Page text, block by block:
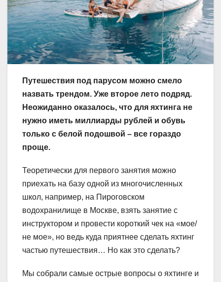
Путешествия под парусом можно смело
назвать трендом. Уже второе лето подряд.
Неожиданно оказалось, что для яхтинга не
нужно иметь миллиарды рублей и обувь
только с белой подошвой – все гораздо
проще.
Теоретически для первого занятия можно
приехать на базу одной из многочисленных
школ, например, на Пироговском
водохранилище в Москве, взять занятие с
инструктором и провести короткий чек на «мое/
не мое», но ведь куда приятнее сделать яхтинг
частью путешествия… Но как это сделать?
Мы собрали самые острые вопросы о яхтинге и